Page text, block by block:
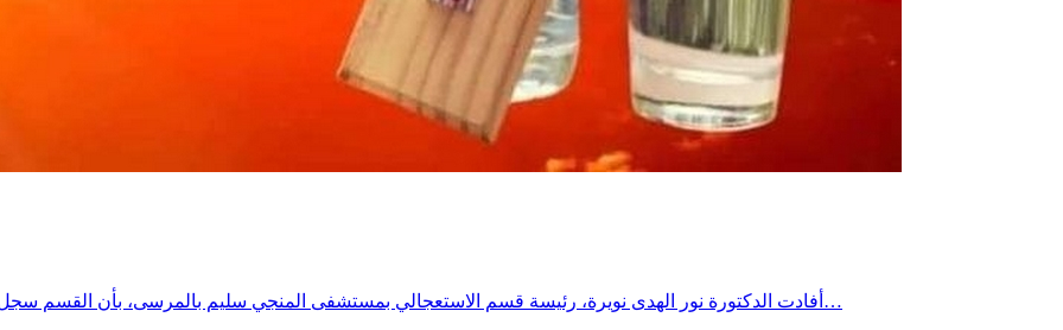
أفادت الدكتورة نور الهدى نويرة، رئيسة قسم الاستعجالي بمستشفى المنجي سليم بالمرسى، بأن القسم سجل خلال نهاية الأسبوع الفارط 5 حالات إجهاد حراري، من بينها حالة وفاة…